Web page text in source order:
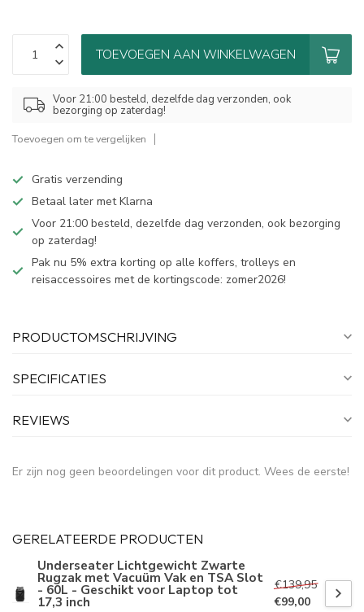
TOEVOEGEN AAN WINKELWAGEN
Voor 21:00 besteld, dezelfde dag verzonden, ook
bezorging op zaterdag!
Toevoegen om te vergelijken
Gratis verzending
Betaal later met Klarna
Voor 21:00 besteld, dezelfde dag verzonden, ook bezorging
op zaterdag!
Pak nu 5% extra korting op alle koffers, trolleys en
reisaccessoires met de kortingscode: zomer2026!
PRODUCTOMSCHRIJVING
SPECIFICATIES
REVIEWS
Er zijn nog geen beoordelingen voor dit product. Wees de eerste!
GERELATEERDE PRODUCTEN
Underseater Lichtgewicht Zwarte
Rugzak met Vacuüm Vak en TSA Slot
- 60L - Geschikt voor Laptop tot
17,3 inch
€139,95
€99,00